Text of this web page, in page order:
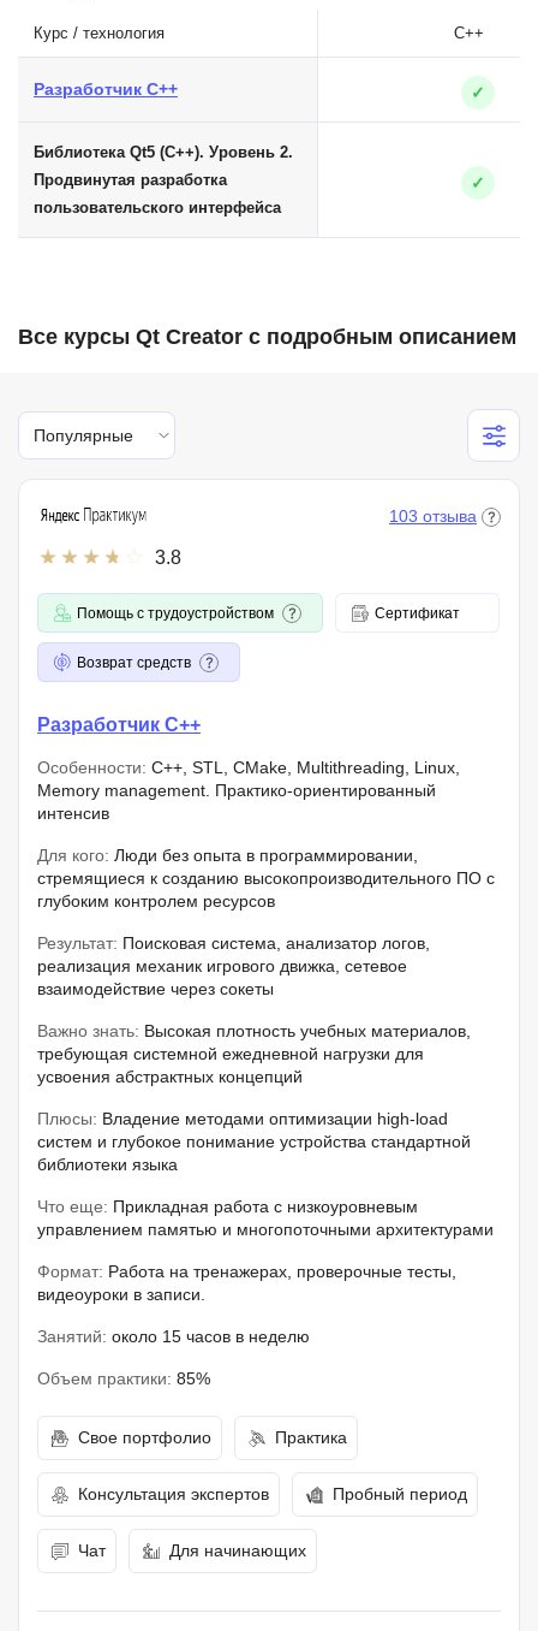
Курс / технология C++
Разработчик C++ ✓
Библиотека Qt5 (С++). Уровень 2.
Продвинутая разработка
пользовательского интерфейса
✓
Все курсы Qt Creator с подробным описанием
Популярные
3.8
103 отзыва
Помощь с трудоустройством Сертификат
Возврат средств
Разработчик C++
Особенности: C++, STL, CMake, Multithreading, Linux,
Memory management. Практико-ориентированный
интенсив
Для кого: Люди без опыта в программировании,
стремящиеся к созданию высокопроизводительного ПО с
глубоким контролем ресурсов
Результат: Поисковая система, анализатор логов,
реализация механик игрового движка, сетевое
взаимодействие через сокеты
Важно знать: Высокая плотность учебных материалов,
требующая системной ежедневной нагрузки для
усвоения абстрактных концепций
Плюсы: Владение методами оптимизации high-load
систем и глубокое понимание устройства стандартной
библиотеки языка
Что еще: Прикладная работа с низкоуровневым
управлением памятью и многопоточными архитектурами
Формат: Работа на тренажерах, проверочные тесты,
видеоуроки в записи.
Занятий: около 15 часов в неделю
Объем практики: 85%
Свое портфолио Практика
Консультация экспертов Пробный период
Чат Для начинающих